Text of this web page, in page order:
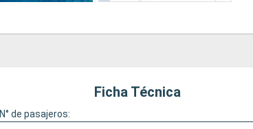
Ficha Técnica
N° de pasajeros: